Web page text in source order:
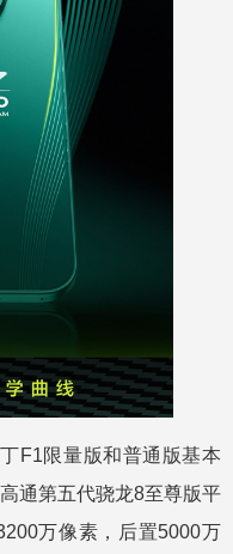
F1限量版和普通版基本
通第五代骁龙8至尊版平
万像素，后置5000万